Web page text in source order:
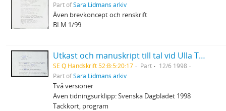
Part ofSara Lidmans arkiv
Även brevkoncept och renskrift
BLM 1/99
Utkast och manuskript till tal vid Ulla Torpes bår
SE Q Handskrift 52:B:5:20:17 Part
12/6 1998
Part ofSara Lidmans arkiv
Två versioner
Även tidningsurklipp: Svenska Dagbladet 1998
Tackkort, program